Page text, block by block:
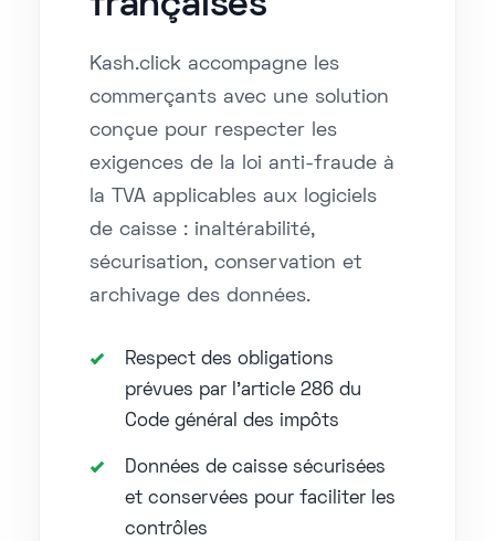
Kash.click accompagne les
commerçants avec une solution
conçue pour respecter les
exigences de la loi anti-fraude à
la TVA applicables aux logiciels
de caisse : inaltérabilité,
sécurisation, conservation et
archivage des données.
Respect des obligations
prévues par l’article 286 du
Code général des impôts
Données de caisse sécurisées
et conservées pour faciliter les
contrôles